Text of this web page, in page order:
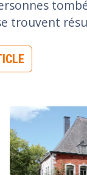
trouvent
Image